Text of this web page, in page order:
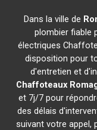
Dans la ville de
plombier fiable
électriques
disposition pour
d'entretien et
Chaffoteaux
et 7j/7 pour
des délais
suivant votre appel,